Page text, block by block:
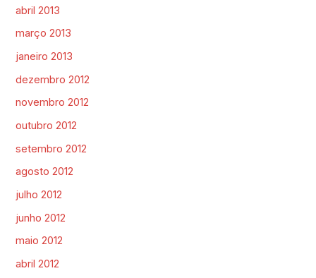
abril 2013
março 2013
janeiro 2013
dezembro 2012
novembro 2012
outubro 2012
setembro 2012
agosto 2012
julho 2012
junho 2012
maio 2012
abril 2012